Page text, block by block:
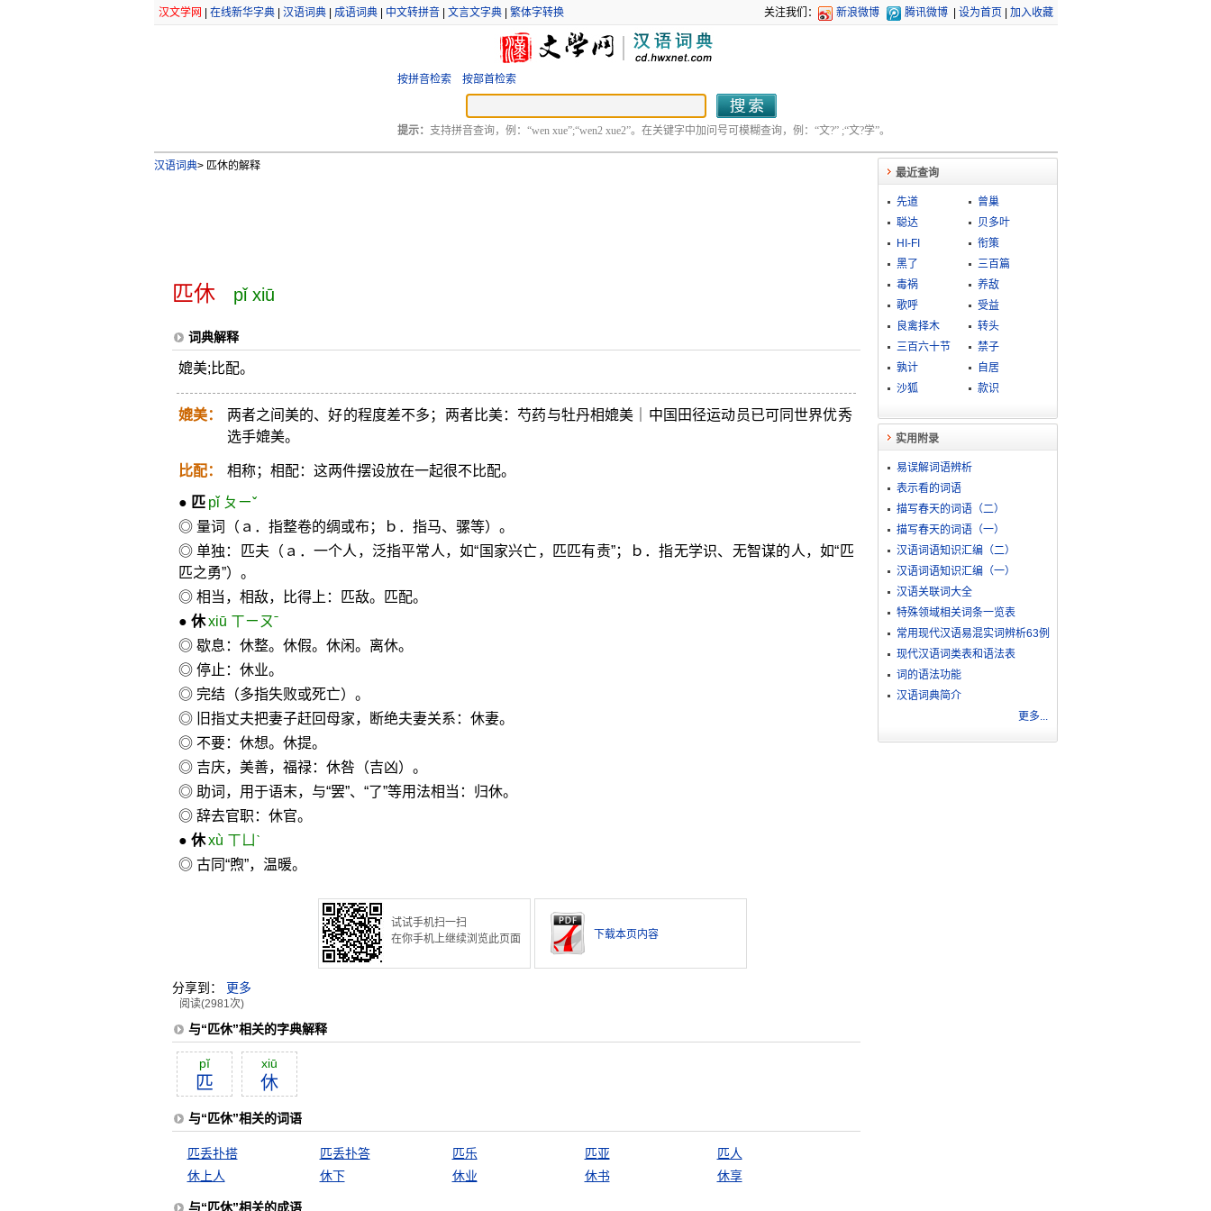
汉文学网 在线新华字典| 汉语词典| 成语词典| 中文转拼音| 文言文字典| 繁体字转换 关注我们： 新浪微博 腾讯微博 设为首页 加入收藏
按拼音检索 按部首检索
提示： 支持拼音查询，例：“wen xue”;“wen2 xue2”。在关键字中加问号可模糊查询，例：“文?” ;“文?学”。
汉语词典>匹休的解释
匹休 pǐ xiū
词典解释
媲美;比配。
媲美：
两者之间美的、好的程度差不多；两者比美：芍药与牡丹相媲美｜中国田径运动员已可同世界优秀
选手媲美。
比配： 相称；相配：这两件摆设放在一起很不比配。
● 匹 pǐ ㄆㄧˇ
◎ 量词（ａ．指整卷的绸或布；ｂ．指马、骡等）。
◎ 单独：匹夫（ａ．一个人，泛指平常人，如“国家兴亡，匹匹有责”；ｂ．指无学识、无智谋的人，如“匹
匹之勇”）。
◎ 相当，相敌，比得上：匹敌。匹配。
● 休 xiū ㄒㄧㄡˉ
◎ 歇息：休整。休假。休闲。离休。
◎ 停止：休业。
◎ 完结（多指失败或死亡）。
◎ 旧指丈夫把妻子赶回母家，断绝夫妻关系：休妻。
◎ 不要：休想。休提。
◎ 吉庆，美善，福禄：休咎（吉凶）。
◎ 助词，用于语末，与“罢”、“了”等用法相当：归休。
◎ 辞去官职：休官。
● 休 xù ㄒㄩˋ
◎ 古同“煦”，温暖。
试试手机扫一扫
在你手机上继续浏览此页面
下载本页内容
分享到： 更多
阅读(2981次)
与“匹休”相关的字典解释
pĭ
匹
xiū
休
与“匹休”相关的词语
匹丢扑搭 匹丢扑答 匹乐 匹亚
匹人
休上人
休下 休业 休书 休享
与“匹休”相关的成语
最近查询
先道
曾巢
聪达
贝多叶
HI-FI
衔策
黑了
三百篇
毒祸
养敌
歌呼
受益
良禽择木
转头
三百六十节
禁子
孰计
自居
沙狐
款识
实用附录
易误解词语辨析
表示看的词语
描写春天的词语（二）
描写春天的词语（一）
汉语词语知识汇编（二）
汉语词语知识汇编（一）
汉语关联词大全
特殊领域相关词条一览表
常用现代汉语易混实词辨析63例
现代汉语词类表和语法表
词的语法功能
汉语词典简介
更多...